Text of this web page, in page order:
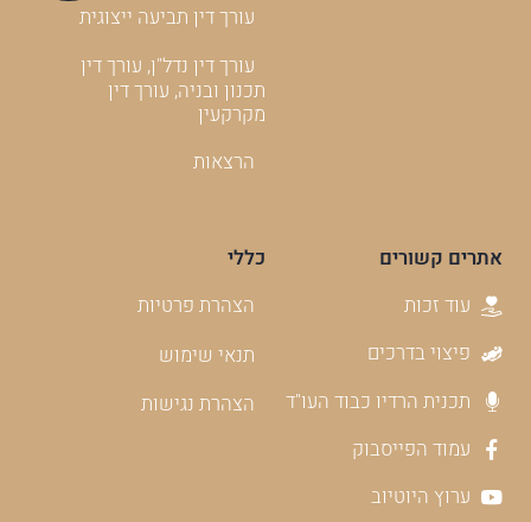
עורך דין תביעה ייצוגית
עורך דין נדל"ן, עורך דין
תכנון ובניה, עורך דין
מקרקעין
הרצאות
אתרים קשורים
עוד זכות
פיצוי בדרכים
תכנית הרדיו כבוד העו"ד
עמוד הפייסבוק
ערוץ היוטיוב
כללי
הצהרת פרטיות
תנאי שימוש
הצהרת נגישות